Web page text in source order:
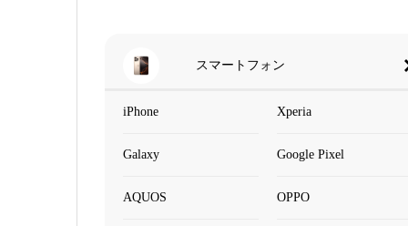
スマートフォン
iPhone Xperia
Galaxy Google Pixel
AQUOS OPPO